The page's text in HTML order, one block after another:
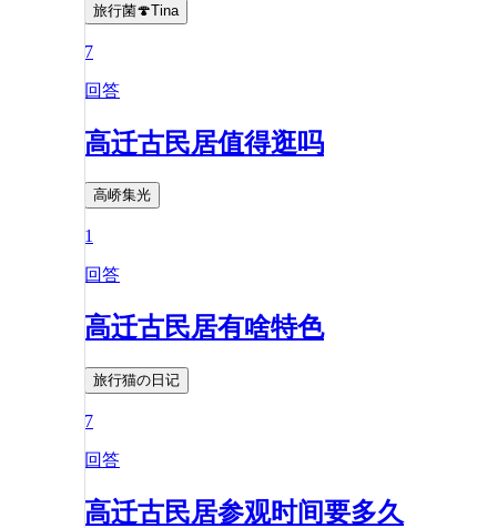
旅行菌🍄Tina
7
回答
高迁古民居值得逛吗
高峤集光
1
回答
高迁古民居有啥特色
旅行猫の日记
7
回答
高迁古民居参观时间要多久